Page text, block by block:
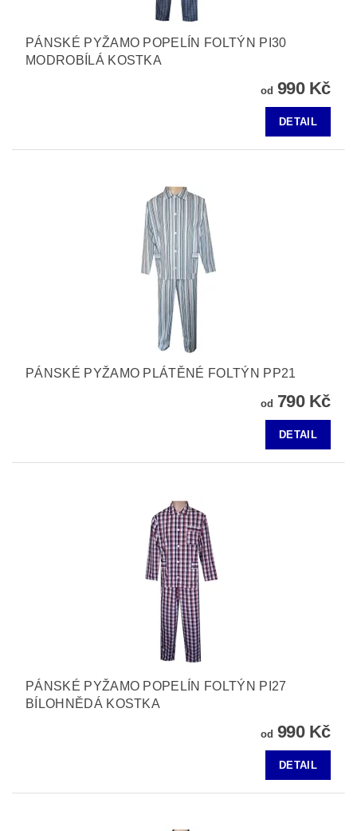
PÁNSKÉ PYŽAMO POPELÍN FOLTÝN PI30
MODROBÍLÁ KOSTKA
od 990 Kč
DETAIL
PÁNSKÉ PYŽAMO PLÁTĚNÉ FOLTÝN PP21
od 790 Kč
DETAIL
PÁNSKÉ PYŽAMO POPELÍN FOLTÝN PI27
BÍLOHNĚDÁ KOSTKA
od 990 Kč
DETAIL